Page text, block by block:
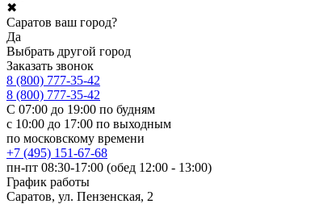
✖
Саратов ваш город?
Да
Выбрать другой город
Заказать звонок
8 (800) 777-35-42
8 (800) 777-35-42
С 07:00 до 19:00 по будням
с 10:00 до 17:00 по выходным
по московскому времени
+7 (495) 151-67-68
пн-пт 08:30-17:00 (обед 12:00 - 13:00)
График работы
Саратов, ул. Пензенская, 2